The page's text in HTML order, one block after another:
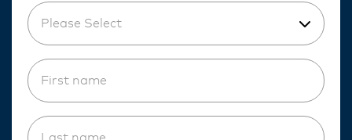
Please Select